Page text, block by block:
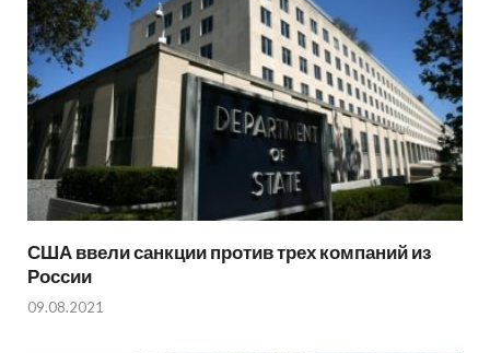
США ввели санкции против трех компаний из
России
09.08.2021